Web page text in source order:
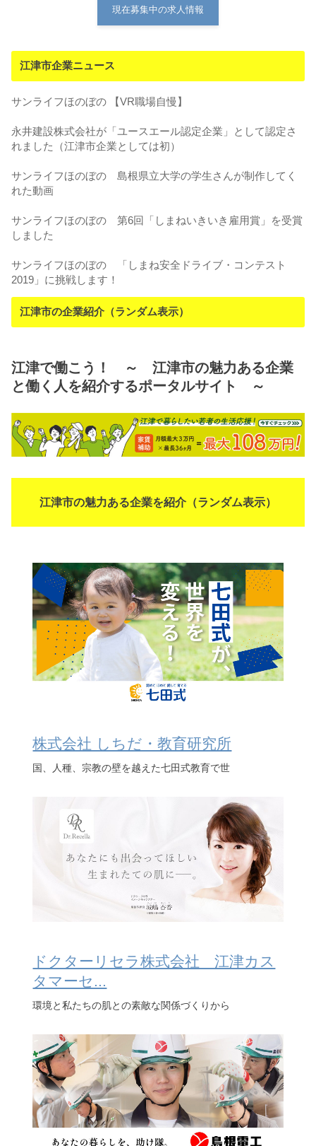
現在募集中の求人情報
江津市企業ニュース
サンライフほのぼの 【VR職場自慢】
永井建設株式会社が「ユースエール認定企業」として認定さ
れました（江津市企業としては初）
サンライフほのぼの 島根県立大学の学生さんが制作してく
れた動画
サンライフほのぼの 第6回「しまねいきいき雇用賞」を受賞
しました
サンライフほのぼの 「しまね安全ドライブ・コンテスト
2019」に挑戦します！
江津市の企業紹介（ランダム表示）
江津で働こう！ ～ 江津市の魅力ある企業
と働く人を紹介するポータルサイト ～
江津市の魅力ある企業を紹介（ランダム表示）
株式会社 しちだ・教育研究所
国、人種、宗教の壁を越えた七田式教育で世
ドクターリセラ株式会社 江津カス
タマーセ...
環境と私たちの肌との素敵な関係づくりから